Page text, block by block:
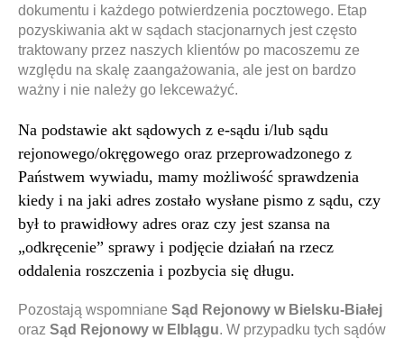
dokumentu i każdego potwierdzenia pocztowego. Etap
pozyskiwania akt w sądach stacjonarnych jest często
traktowany przez naszych klientów po macoszemu ze
względu na skalę zaangażowania, ale jest on bardzo
ważny i nie należy go lekceważyć.
Na podstawie akt sądowych z e-sądu i/lub sądu
rejonowego/okręgowego oraz przeprowadzonego z
Państwem wywiadu, mamy możliwość sprawdzenia
kiedy i na jaki adres zostało wysłane pismo z sądu, czy
był to prawidłowy adres oraz czy jest szansa na
„odkręcenie” sprawy i podjęcie działań na rzecz
oddalenia roszczenia i pozbycia się długu.
Pozostają wspomniane Sąd Rejonowy w Bielsku-Białej
oraz Sąd Rejonowy w Elblągu. W przypadku tych sądów